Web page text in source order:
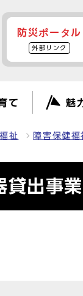
防災ポータル
外部リンク
て 魅
祉 障害保健
貸出事業